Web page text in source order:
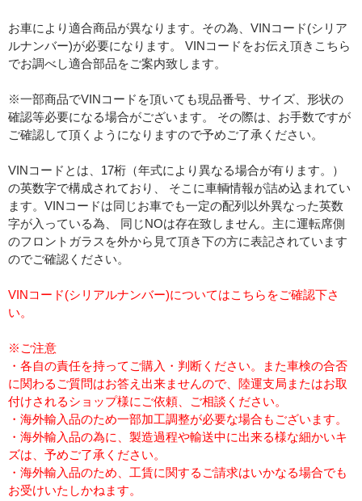
お車により適合商品が異なります。その為、VINコード(シリア
ルナンバー)が必要になります。 VINコードをお伝え頂きこちら
でお調べし適合部品をご案内致します。
※一部商品でVINコードを頂いても現品番号、サイズ、形状の
確認等必要になる場合がございます。 その際は、お手数ですが
ご確認して頂くようになりますので予めご了承ください。
VINコードとは、17桁（年式により異なる場合が有ります。）
の英数字で構成されており、 そこに車輌情報が詰め込まれてい
ます。VINコードは同じお車でも一定の配列以外異なった英数
字が入っている為、 同じNOは存在致しません。主に運転席側
のフロントガラスを外から見て頂き下の方に表記されています
のでご確認ください。
VINコード(シリアルナンバー)についてはこちらをご確認下さ
い。
※ご注意
・各自の責任を持ってご購入・判断ください。また車検の合否
に関わるご質問はお答え出来ませんので、陸運支局またはお取
付けされるショップ様にご依頼、ご相談ください。
・海外輸入品のため一部加工調整が必要な場合もございます。
・海外輸入品の為に、製造過程や輸送中に出来る様な細かいキ
ズは、予めご了承ください。
・海外輸入品のため、工賃に関するご請求はいかなる場合でも
お受けいたしかねます。